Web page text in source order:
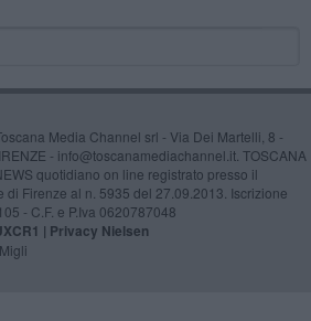
Media Channel srl - Via Dei Martelli, 8 -
- info@toscanamediachannel.it. TOSCANA
quotidiano on line registrato presso il
di Firenze al n. 5935 del 27.09.2013. Iscrizione
- C.F. e P.Iva 0620787048
| Privacy Nielsen